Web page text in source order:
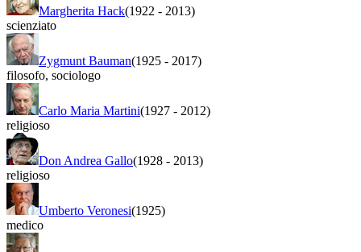
Margherita Hack(1922 - 2013)
scienziato
Zygmunt Bauman(1925 - 2017)
filosofo, sociologo
Carlo Maria Martini(1927 - 2012)
religioso
Don Andrea Gallo(1928 - 2013)
religioso
Umberto Veronesi(1925)
medico